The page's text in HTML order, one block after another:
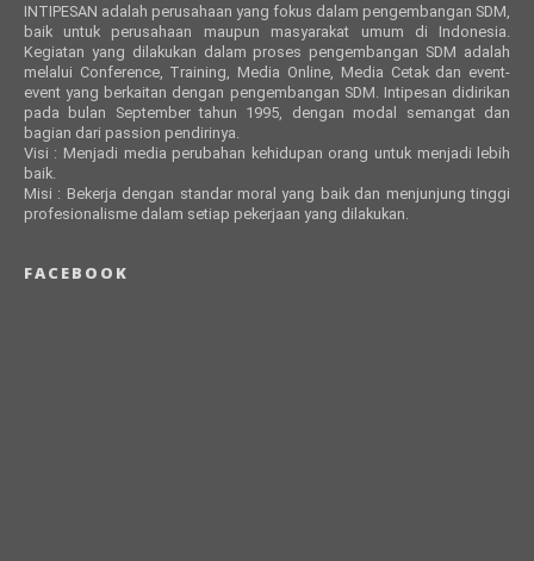
INTIPESAN adalah perusahaan yang fokus dalam pengembangan SDM,
baik untuk perusahaan maupun masyarakat umum di Indonesia.
Kegiatan yang dilakukan dalam proses pengembangan SDM adalah
melalui Conference, Training, Media Online, Media Cetak dan event-
event yang berkaitan dengan pengembangan SDM. Intipesan didirikan
pada bulan September tahun 1995, dengan modal semangat dan
bagian dari passion pendirinya.
Visi : Menjadi media perubahan kehidupan orang untuk menjadi lebih
baik.
Misi : Bekerja dengan standar moral yang baik dan menjunjung tinggi
profesionalisme dalam setiap pekerjaan yang dilakukan.
FACEBOOK